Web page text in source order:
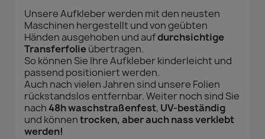
Unsere Aufkleber werden mit den neusten
Maschinen hergestellt und von geübten
Händen ausgehoben und aufdurchsichtige
Transferfolieübertragen.
So können Sie Ihre Aufkleber kinderleicht und
passend positioniert werden.
Auch nach vielen Jahren sind unsere Folien
rückstandslos entfernbar. Weiter noch sind Sie
nach 48h waschstraßenfest, UV-beständig
und könnentrocken, aber auch nass verklebt
werden!